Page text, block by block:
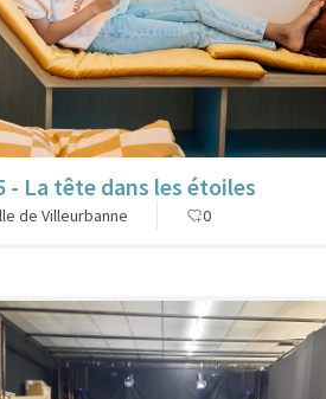
- La tête dans les étoiles
de Villeurbanne 0